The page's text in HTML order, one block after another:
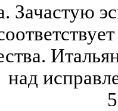
Зачастую
над